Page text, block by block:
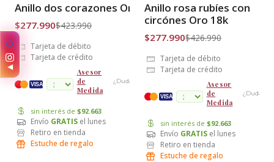
Envío Gratis
Anillo dos corazones Oro 18k
$277.990$423.990
Tarjeta de débito
Tarjeta de crédito
VISA
Asesor
de
Medida
¿Dudas?
sin interés de $92.663
Envío GRATIS el lunes
Retiro en tienda
Estuche de regalo
Envío Gratis
Anillo rosa rubíes con
circónes Oro 18k
$277.990$426.990
Tarjeta de débito
Tarjeta de crédito
VISA
Asesor
de
Medida
¿Dudas?
sin interés de $92.663
Envío GRATIS el lunes
Retiro en tienda
Estuche de regalo
🤍
◀